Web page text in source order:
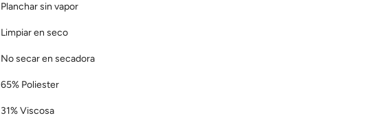
Planchar sin vapor
Limpiar en seco
No secar en secadora
65% Poliester
31% Viscosa